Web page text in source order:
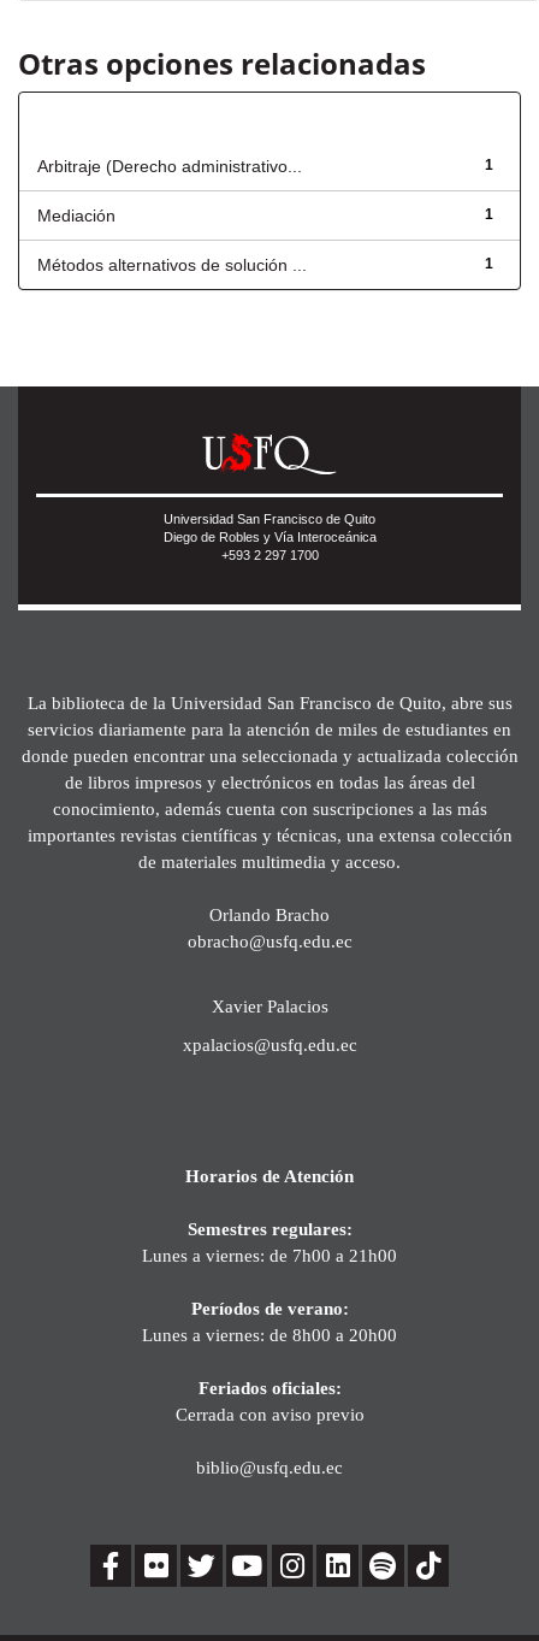
Otras opciones relacionadas
1
Arbitraje (Derecho administrativo...
1
Mediación
1
Métodos alternativos de solución ...
Universidad San Francisco de Quito
Diego de Robles y Vía Interoceánica
+593 2 297 1700
La biblioteca de la Universidad San Francisco de Quito, abre sus
servicios diariamente para la atención de miles de estudiantes en
donde pueden encontrar una seleccionada y actualizada colección
de libros impresos y electrónicos en todas las áreas del
conocimiento, además cuenta con suscripciones a las más
importantes revistas científicas y técnicas, una extensa colección
de materiales multimedia y acceso.
Orlando Bracho
obracho@usfq.edu.ec
Xavier Palacios
xpalacios@usfq.edu.ec
Horarios de Atención
Semestres regulares:
Lunes a viernes: de 7h00 a 21h00
Períodos de verano:
Lunes a viernes: de 8h00 a 20h00
Feriados oficiales:
Cerrada con aviso previo
biblio@usfq.edu.ec